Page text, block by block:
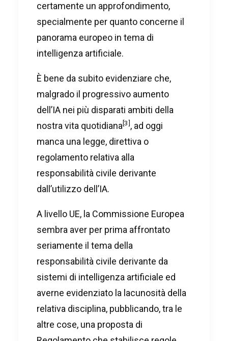
certamente un approfondimento,
specialmente per quanto concerne il
panorama europeo in tema di
intelligenza artificiale.
È bene da subito evidenziare che,
malgrado il progressivo aumento
dell’IA nei più disparati ambiti della
nostra vita quotidiana[3], ad oggi
manca una legge, direttiva o
regolamento relativa alla
responsabilità civile derivante
dall’utilizzo dell’IA.
A livello UE, la Commissione Europea
sembra aver per prima affrontato
seriamente il tema della
responsabilità civile derivante da
sistemi di intelligenza artificiale ed
averne evidenziato la lacunosità della
relativa disciplina, pubblicando, tra le
altre cose, una proposta di